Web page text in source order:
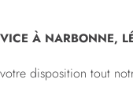
À NARBONNE,
disposition tout